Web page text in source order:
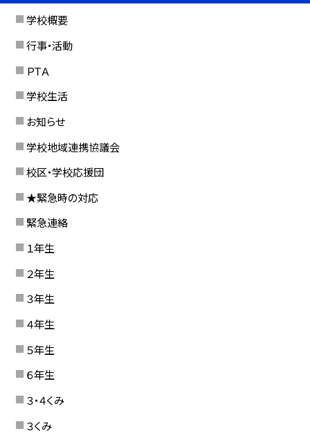
学校概要
行事・活動
ＰＴＡ
学校生活
お知らせ
学校地域連携協議会
校区・学校応援団
★緊急時の対応
緊急連絡
１年生
２年生
３年生
４年生
５年生
６年生
３・４くみ
３くみ